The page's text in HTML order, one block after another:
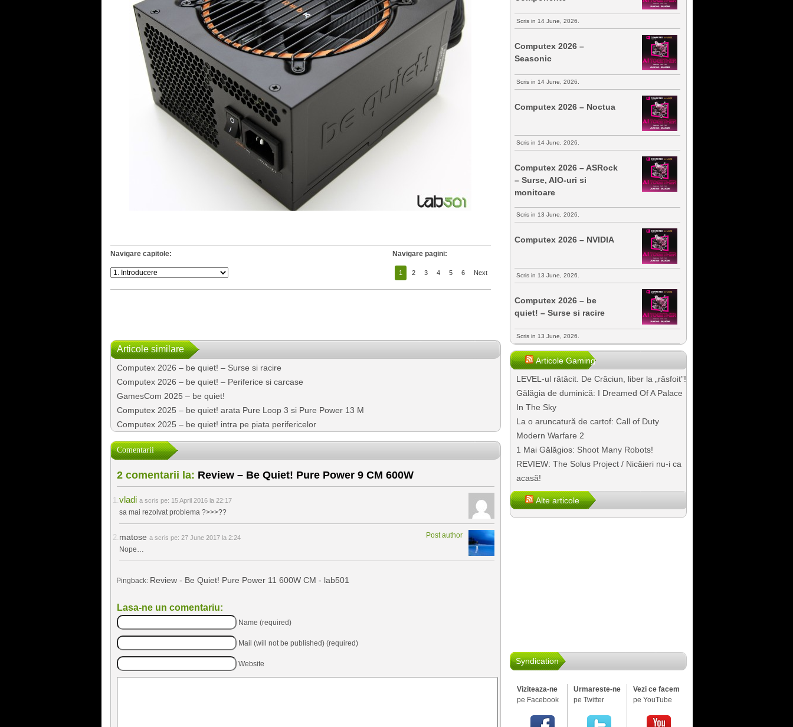
Navigare capitole: Navigare pagini:
1 2 3 4 5 6 Next
Articole similare
Computex 2026 – be quiet! – Surse si racire
Computex 2026 – be quiet! – Periferice si carcase
GamesCom 2025 – be quiet!
Computex 2025 – be quiet! arata Pure Loop 3 si Pure Power 13 M
Computex 2025 – be quiet! intra pe piata perifericelor
Comentarii
2 comentarii la: Review – Be Quiet! Pure Power 9 CM 600W
vladi a scris pe: 15 April 2016 la 22:17
sa mai rezolvat problema ?>>>??
matose Post author
a scris pe: 27 June 2017 la 2:24
Nope…
Pingback: Review - Be Quiet! Pure Power 11 600W CM - lab501
Lasa-ne un comentariu:
Name (required)
Mail (will not be published) (required)
Website
Scris in 14 June, 2026.
Computex 2026 –
Seasonic
Scris in 14 June, 2026.
Computex 2026 – Noctua
Scris in 14 June, 2026.
Computex 2026 – ASRock
– Surse, AIO-uri si
monitoare
Scris in 13 June, 2026.
Computex 2026 – NVIDIA
Scris in 13 June, 2026.
Computex 2026 – be
quiet! – Surse si racire
Scris in 13 June, 2026.
Articole Gaming
LEVEL-ul rătăcit. De Crăciun, liber la „răsfoit”!
Gălăgia de duminică: I Dreamed Of A Palace
In The Sky
La o aruncatură de cartof: Call of Duty
Modern Warfare 2
1 Mai Gălăgios: Shoot Many Robots!
REVIEW: The Solus Project / Nicăieri nu-i ca
acasă!
Alte articole
Syndication
Viziteaza-ne
pe Facebook
Urmareste-ne
pe Twitter
Vezi ce facem
pe YouTube